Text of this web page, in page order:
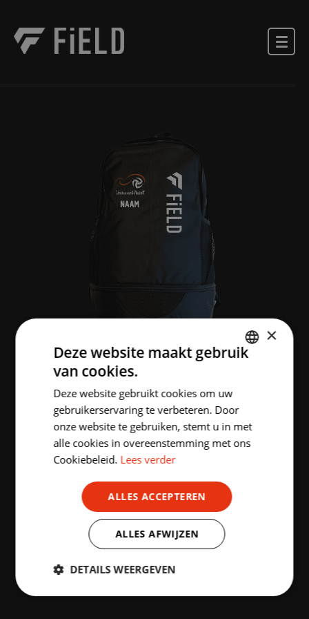
UITVERKOCHT
RUGZAK LINDEMANS AALST
incl. BTW
×
Deze website maakt gebruik
van cookies.
Deze website gebruikt cookies om uw
gebruikerservaring te verbeteren. Door
onze website te gebruiken, stemt u in met
alle cookies in overeenstemming met ons
Cookiebeleid. Lees verder
ALLES ACCEPTEREN
ALLES AFWIJZEN
DETAILS WEERGEVEN
Strikt
Prestatie Targeting